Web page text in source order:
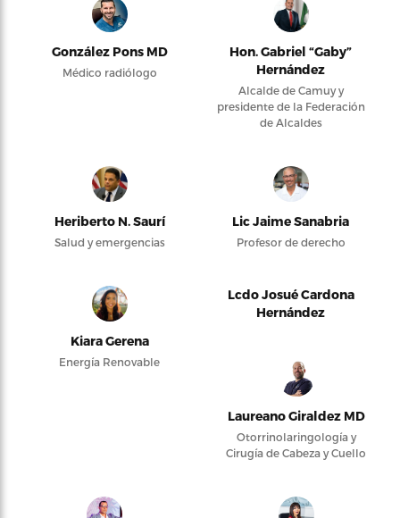
González Pons MD
Médico radiólogo
Hon. Gabriel “Gaby”
Hernández
Alcalde de Camuy y
presidente de la Federación
de Alcaldes
Heriberto N. Saurí
Salud y emergencias
Lic Jaime Sanabria
Profesor de derecho
Kiara Gerena
Energía Renovable
Lcdo Josué Cardona
Hernández
Laureano Giraldez MD
Otorrinolaringología y
Cirugía de Cabeza y Cuello